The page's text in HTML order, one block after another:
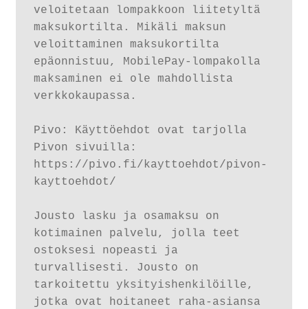
veloitetaan lompakkoon liitetyltä
maksukortilta. Mikäli maksun
veloittaminen maksukortilta
epäonnistuu, MobilePay-lompakolla
maksaminen ei ole mahdollista
verkkokaupassa.
Pivo: Käyttöehdot ovat tarjolla
Pivon sivuilla:
https://pivo.fi/kayttoehdot/pivon-
kayttoehdot/
Jousto lasku ja osamaksu on
kotimainen palvelu, jolla teet
ostoksesi nopeasti ja
turvallisesti. Jousto on
tarkoitettu yksityishenkilöille,
jotka ovat hoitaneet raha-asiansa